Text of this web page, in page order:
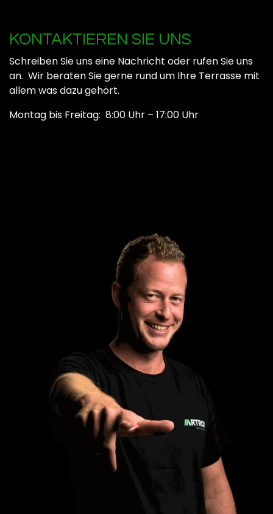
KONTAKTIEREN SIE UNS
Schreiben Sie uns eine Nachricht oder rufen Sie uns
an. Wir beraten Sie gerne rund um Ihre Terrasse mit
allem was dazu gehört.
Montag bis Freitag: 8:00 Uhr – 17:00 Uhr